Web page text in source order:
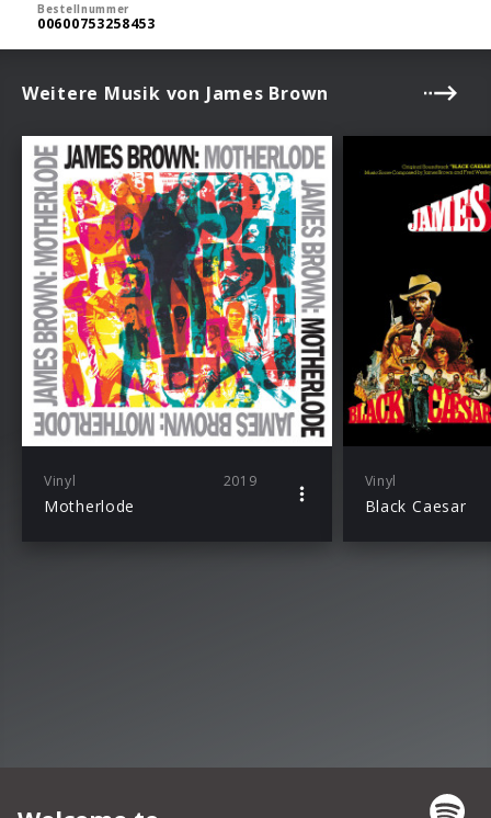
Bestellnummer
00600753258453
Weitere Musik von James Brown
Vinyl 2019
Motherlode
Vinyl
Black Caesar